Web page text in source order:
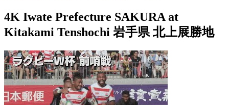
4K Iwate Prefecture SAKURA at
Kitakami Tenshochi 岩手県 北上展勝地